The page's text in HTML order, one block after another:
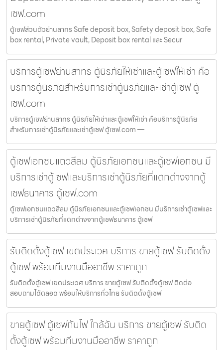
เซฟ.com
ตู้เซฟส่วนตัวย่านสาทร Safe deposit box, Safety deposit box, Safe
box rental, Private vault, Deposit box rental และ Secur
บริการตู้เซฟย่านสาทร ตู้นิรภัยให้เช่าและตู้เซฟให้เช่า คือ
บริการตู้นิรภัยสำหรับการเช่าตู้นิรภัยและเช่าตู้เซฟ ตู้
เซฟ.com
บริการตู้เซฟย่านสาทร ตู้นิรภัยให้เช่าและตู้เซฟให้เช่า คือบริการตู้นิรภัย
สำหรับการเช่าตู้นิรภัยและเช่าตู้เซฟ ตู้เซฟ.com —
ตู้เซฟเอกชนแถวสีลม ตู้นิรภัยเอกชนและตู้เซฟเอกชน มี
บริการเช่าตู้เซฟและบริการเช่าตู้นิรภัยที่แตกต่างจากตู้
เซฟธนาคาร ตู้เซฟ.com
ตู้เซฟเอกชนแถวสีลม ตู้นิรภัยเอกชนและตู้เซฟเอกชน มีบริการเช่าตู้เซฟและ
บริการเช่าตู้นิรภัยที่แตกต่างจากตู้เซฟธนาคาร ตู้เซฟ
รับติดตั้งตู้เซฟ เขตประเวศ บริการ ขายตู้เซฟ รับติดตั้ง
ตู้เซฟ พร้อมทีมงานมืออาชีพ ราคาถูก
รับติดตั้งตู้เซฟ เขตประเวศ บริการ ขายตู้เซฟ รับติดตั้งตู้เซฟ ติดต่อ
สอบถามได้ตลอด พร้อมให้บริการทั่วไทย รับติดตั้งตู้เซฟ
ขายตู้เซฟ ตู้เซฟกันไฟ ใกล้ฉัน บริการ ขายตู้เซฟ รับติด
ตั้งตู้เซฟ พร้อมทีมงานมืออาชีพ ราคาถูก